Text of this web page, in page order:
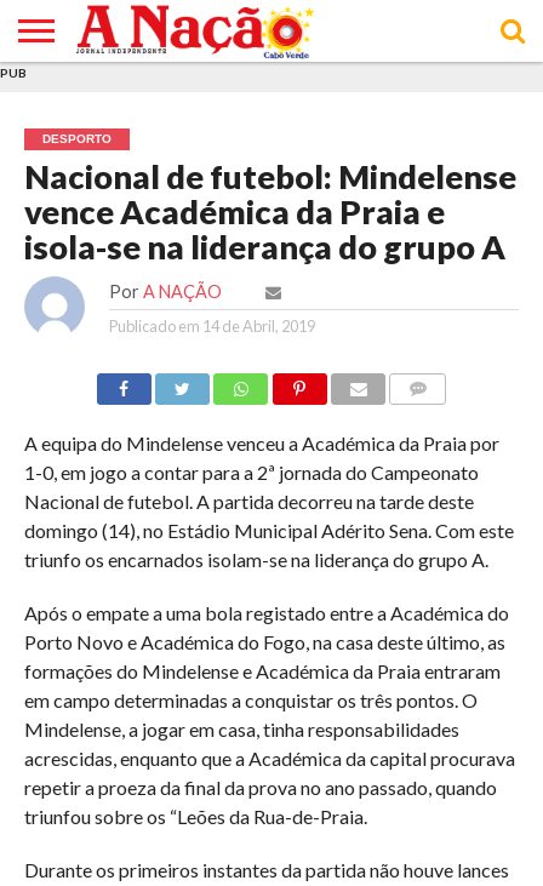
E DE
COOKIES
DE
UTILIZAÇÃO
PUB
DESPORTO
Nacional de futebol: Mindelense
vence Académica da Praia e
isola-se na liderança do grupo A
Por A NAÇÃO
Publicado em 14 de Abril, 2019
A equipa do Mindelense venceu a Académica da Praia por
1-0, em jogo a contar para a 2ª jornada do Campeonato
Nacional de futebol. A partida decorreu na tarde deste
domingo (14), no Estádio Municipal Adérito Sena. Com este
triunfo os encarnados isolam-se na liderança do grupo A.
Após o empate a uma bola registado entre a Académica do
Porto Novo e Académica do Fogo, na casa deste último, as
formações do Mindelense e Académica da Praia entraram
em campo determinadas a conquistar os três pontos. O
Mindelense, a jogar em casa, tinha responsabilidades
acrescidas, enquanto que a Académica da capital procurava
repetir a proeza da final da prova no ano passado, quando
triunfou sobre os “Leões da Rua-de-Praia.
Durante os primeiros instantes da partida não houve lances